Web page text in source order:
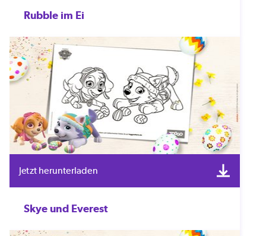
Rubble im Ei
Jetzt herunterladen
Skye und Everest